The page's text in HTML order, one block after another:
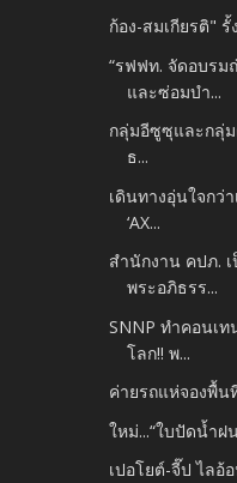
ก้อง-สมเกียรติ"
“รฟฟท. จัดอบรม
และซ่อมบำ...
กลุ่มอีซูซุและกลุ่ม
ธ...
เดินทางอุ่นใจกว่
‘AX...
สำนักงาน คปภ.
พระอภิธรร...
SNNP ทำคอนเท
โลก!! พ...
ค่ายรถแห่จองพื้น
ใหม่...“ใบปัดน้ำฝ
เปอโยต์-จี๊ป ไลอ้